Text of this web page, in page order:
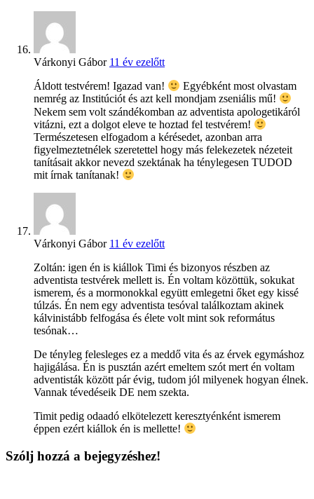
Várkonyi Gábor 11 év ezelőtt
Áldott testvérem! Igazad van!
Egyébként most olvastam
nemrég az Institúciót és azt kell mondjam zseniális mű!
Nekem sem volt szándékomban az adventista apologetikáról
vitázni, ezt a dolgot eleve te hoztad fel testvérem!
Természetesen elfogadom a kérésedet, azonban arra
figyelmeztetnélek szeretettel hogy más felekezetek nézeteit
tanításait akkor nevezd szektának ha ténylegesen TUDOD
mit írnak tanítanak!
Várkonyi Gábor 11 év ezelőtt
Zoltán: igen én is kiállok Timi és bizonyos részben az
adventista testvérek mellett is. Én voltam közöttük, sokukat
ismerem, és a mormonokkal együtt emlegetni őket egy kissé
túlzás. Én nem egy adventista tesóval találkoztam akinek
kálvinistább felfogása és élete volt mint sok református
tesónak…
De tényleg felesleges ez a meddő vita és az érvek egymáshoz
hajigálása. Én is pusztán azért emeltem szót mert én voltam
adventisták között pár évig, tudom jól milyenek hogyan élnek.
Vannak tévedéseik DE nem szekta.
Timit pedig odaadó elkötelezett keresztyénként ismerem
éppen ezért kiállok én is mellette!
Szólj hozzá a bejegyzéshez!